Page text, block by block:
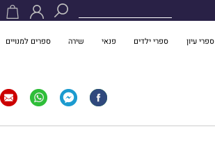
ספרי עיון ספרי ילדים פנאי שירה ספרים למנויים